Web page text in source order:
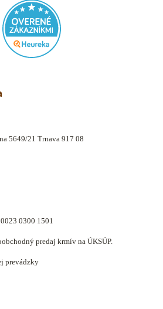
5649/21 Trnava 917 08
0300 1501
predaj krmív na ÚKSÚP.
prevádzky